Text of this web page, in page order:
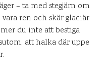
– ta med stegjärn om
ren och skär glaciär
du inte att bestiga
att halka där uppe